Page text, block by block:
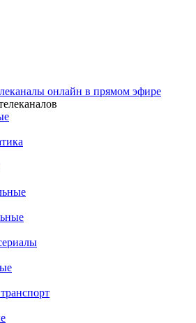
онлайн в прямом эфире